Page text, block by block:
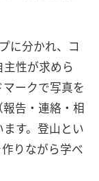
に分かれ、コ
性が求めら
ークで写真を
告・連絡・相
す。登山とい
りながら学べ